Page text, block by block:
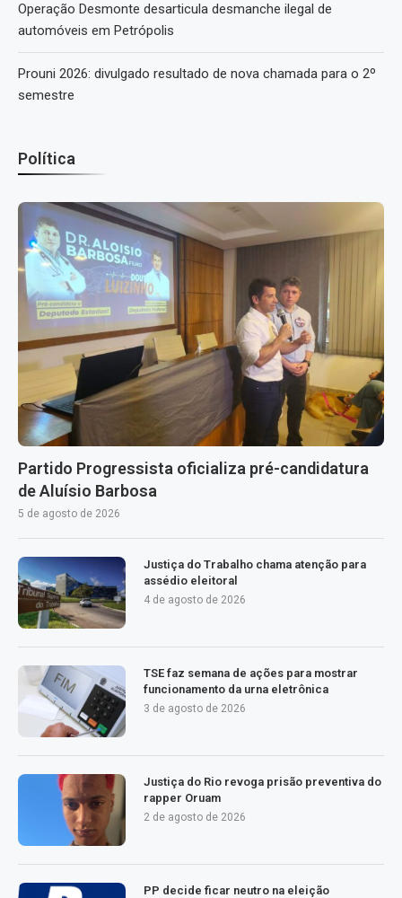
Operação Desmonte desarticula desmanche ilegal de
automóveis em Petrópolis
Prouni 2026: divulgado resultado de nova chamada para o 2º
semestre
Política
Partido Progressista oficializa pré-candidatura
de Aluísio Barbosa
5 de agosto de 2026
Justiça do Trabalho chama atenção para
assédio eleitoral
4 de agosto de 2026
TSE faz semana de ações para mostrar
funcionamento da urna eletrônica
3 de agosto de 2026
Justiça do Rio revoga prisão preventiva do
rapper Oruam
2 de agosto de 2026
PP decide ficar neutro na eleição